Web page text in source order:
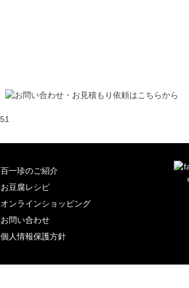
百一珍のご紹介
お豆腐レシピ
オンラインショッピング
お問い合わせ
個人情報保護方針